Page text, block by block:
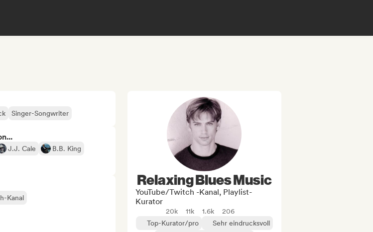
Singer-Songwriter
J.J. Cale
B.B. King
Kanal
Relaxing Blues Music
YouTube/Twitch -Kanal, Playlist-
Kurator
20k 11k 1.6k
206
Top-Kurator/pro
Sehr eindrucksvoll